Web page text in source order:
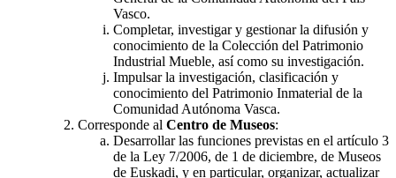
Vasco.
Completar, investigar y gestionar la difusión y
conocimiento de la Colección del Patrimonio
Industrial Mueble, así como su investigación.
Impulsar la investigación, clasificación y
conocimiento del Patrimonio Inmaterial de la
Comunidad Autónoma Vasca.
Corresponde al Centro de Museos:
Desarrollar las funciones previstas en el artículo 3
de la Ley 7/2006, de 1 de diciembre, de Museos
de Euskadi, y en particular, organizar, actualizar